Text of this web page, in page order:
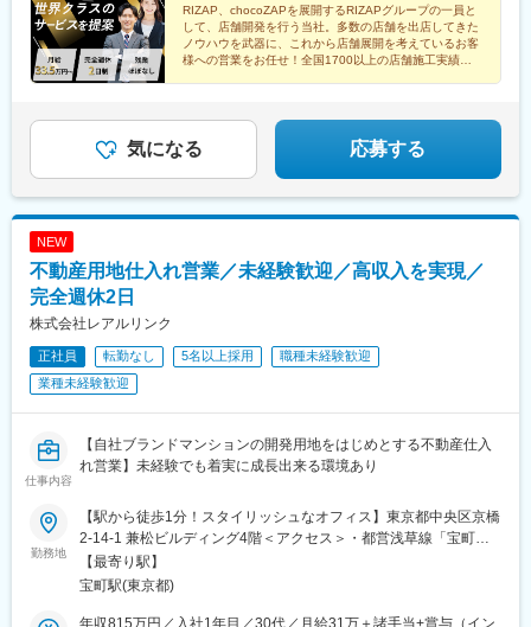
RIZAP、chocoZAPを展開するRIZAPグループの一員と
して、店舗開発を行う当社。多数の店舗を出店してきた
ノウハウを武器に、これから店舗展開を考えているお客
様への営業をお任せ！全国1700以上の店舗施工実績を
気になる 応募する
NEW
不動産用地仕入れ営業／未経験歓迎／高収入を実現／
完全週休2日
株式会社レアルリンク
正社員 転勤なし 5名以上採用
職種未経験歓迎
業種未経験歓迎
仕事内容
【自社ブランドマンションの開発用地をはじめとする不動産仕入
れ営業】未経験でも着実に成長出来る環境あり
勤務地
【駅から徒歩1分！スタイリッシュなオフィス】東京都中央区京橋
2-14-1 兼松ビルディング4階＜アクセス＞・都営浅草線「宝町
駅」より徒歩1分・東京メトロ銀座線「京橋駅」より徒歩5分・
「銀座1丁目駅」「八丁堀駅」「東京駅」からも徒歩圏内※転勤は
【最寄り駅】
宝町駅(東京都)
年収815万円／入社1年目／30代／月給31万＋諸手当+賞与（イン